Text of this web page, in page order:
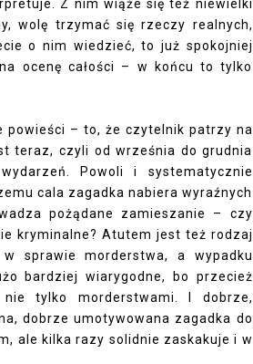
Z nim wiąże się też niewielki
wolę trzymać się rzeczy realnych,
o nim wiedzieć, to już spokojniej
ocenę całości – w końcu to tylko
powieści – to, że czytelnik patrzy na
teraz, czyli od września do grudnia
Powoli i systematycznie
cala zagadka nabiera wyraźnych
pożądane zamieszanie – czy
kryminalne? Atutem jest też rodzaj
sprawie morderstwa, a wypadku
bardziej wiarygodne, bo przecież
tylko morderstwami. I dobrze,
dobrze umotywowana zagadka do
ale kilka razy solidnie zaskakuje i w